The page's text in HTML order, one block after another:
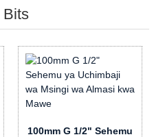
Bits
100mm G 1/2" Sehemu